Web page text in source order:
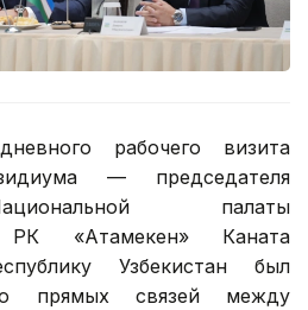
рабочего визита
— председателя
палаты
РК «Атамекен» Каната
Узбекистан был
прямых связей между